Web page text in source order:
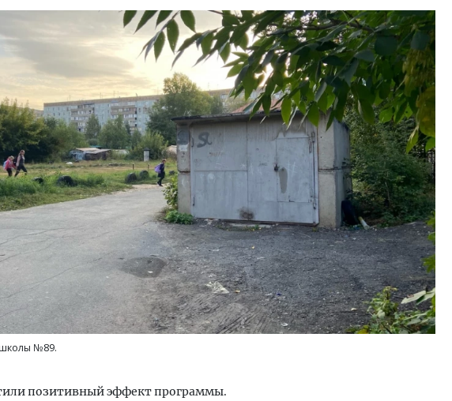
№89.
позитивный эффект программы.
Архитектурный код начинается с
земли. Мощение крупноформатными
плитами становится новым
стандартом благоустройства
СТРОИТЕЛЬСТВО
Ищем новые берега.
«Жилищной инициативы»
Гатилов — о том, как
оставаться на плаву,
штормит
СТРОИТЕЛЬСТВО